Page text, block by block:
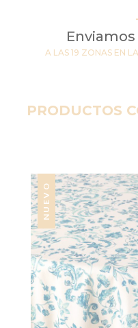
A LAS 19 ZONAS EN
PRODUCTOS
NUEVO